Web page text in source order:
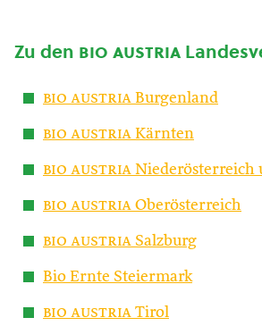
Zu den bio austria
bio austria Burgenland
bio austria Kärnten
bio austria Niederösterreich
bio austria Oberösterreich
bio austria Salzburg
Bio Ernte Steiermark
bio austria Tirol